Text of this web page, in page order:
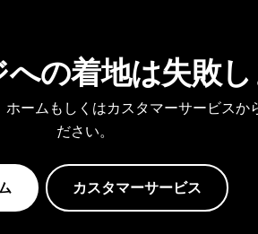
の着地は失敗し
ームもしくはカスタマーサービスか
ださい。
カスタマーサービス